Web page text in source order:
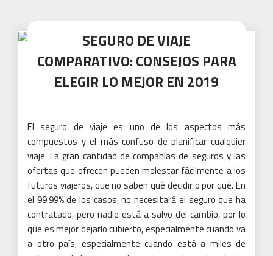
SEGURO DE VIAJE
COMPARATIVO: CONSEJOS PARA
ELEGIR LO MEJOR EN 2019
El seguro de viaje es uno de los aspectos más
compuestos y el más confuso de planificar cualquier
viaje.La gran cantidad de compañías de seguros y las
ofertas que ofrecen pueden molestar fácilmente a los
futuros viajeros, que no saben qué decidir o por qué. En
el 99.99% de los casos, no necesitará el seguro que ha
contratado, pero nadie está a salvo del cambio, por lo
que es mejor dejarlo cubierto, especialmente cuando va
a otro país, especialmente cuando está a miles de